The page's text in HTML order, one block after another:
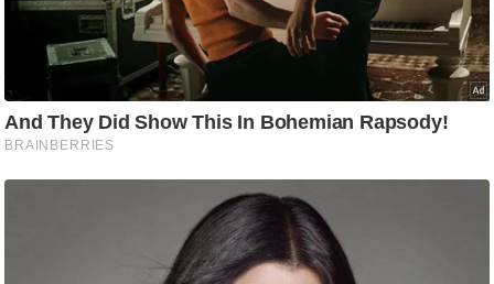
फ
टे
क्नॉ
लॉ